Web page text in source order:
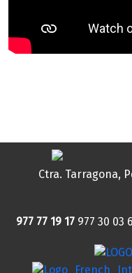
Ctra. Tarragona,
977 77 19 17 977 30 03